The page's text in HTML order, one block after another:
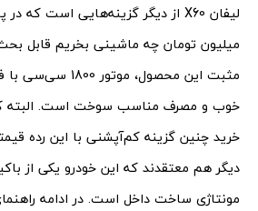
میلیون تومان چه ماشینی بخریم قابل
مثبت این محصول،
خوب و مصرف مناسب سوخت است. البته که
خرید چنین گزینه کم‌آپشنی با این رده
دیگر هم معتقدند که این خودرو یکی از